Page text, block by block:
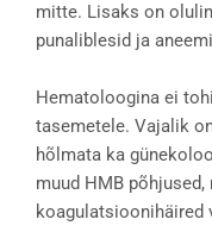
mitte. Lisaks on
punaliblesid ja
Hematoloogina ei
tasemetele. Vajalik
hõlmata ka
muud HMB
koagulatsioonihäired